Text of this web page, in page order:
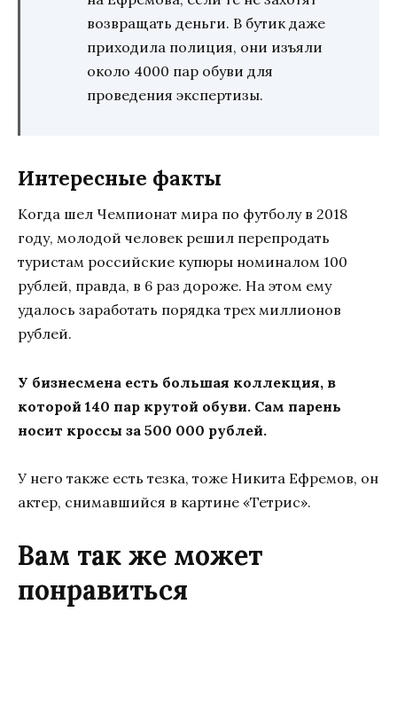
возвращать деньги. В бутик даже
приходила полиция, они изъяли
около 4000 пар обуви для
проведения экспертизы.
Интересные факты
Когда шел Чемпионат мира по футболу в 2018
году, молодой человек решил перепродать
туристам российские купюры номиналом 100
рублей, правда, в 6 раз дороже. На этом ему
удалось заработать порядка трех миллионов
рублей.
У бизнесмена есть большая коллекция, в
которой 140 пар крутой обуви. Сам парень
носит кроссы за 500 000 рублей.
У него также есть тезка, тоже Никита Ефремов, он
актер, снимавшийся в картине «Тетрис».
Вам так же может
понравиться